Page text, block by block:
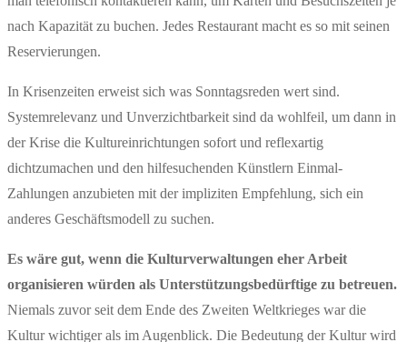
nach Kapazität zu buchen. Jedes Restaurant macht es so mit seinen
Reservierungen.
In Krisenzeiten erweist sich was Sonntagsreden wert sind.
Systemrelevanz und Unverzichtbarkeit sind da wohlfeil, um dann in
der Krise die Kultureinrichtungen sofort und reflexartig
dichtzumachen und den hilfesuchenden Künstlern Einmal-
Zahlungen anzubieten mit der impliziten Empfehlung, sich ein
anderes Geschäftsmodell zu suchen.
Es wäre gut, wenn die Kulturverwaltungen eher Arbeit
organisieren würden als Unterstützungsbedürftige zu betreuen.
Niemals zuvor seit dem Ende des Zweiten Weltkrieges war die
Kultur wichtiger als im Augenblick. Die Bedeutung der Kultur wird